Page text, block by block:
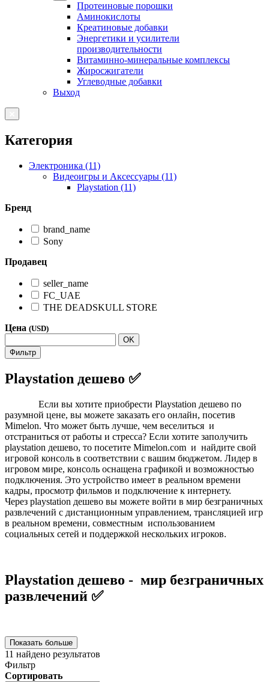
Протеиновые порошки
Аминокислоты
Креатиновые добавки
Энергетики и усилители
производительности
Витаминно-минеральные комплексы
Жиросжигатели
Углеводные добавки
Выход
Категория
Электроника (11)
Видеоигры и Аксессуары (11)
Playstation (11)
Бренд
brand_name
Sony
Продавец
seller_name
FC_UAE
THE DEADSKULL STORE
Цена (USD)
OK
Фильтр
Playstation дешево ✅
Если вы хотите приобрести Playstation дешево по
разумной цене, вы можете заказать его онлайн, посетив
Mimelon. Что может быть лучше, чем веселиться и
отстраниться от работы и стресса? Если хотите заполучить
playstation дешево, то посетите Mimelon.com и найдите свой
игровой консоль в соответствии с вашим бюджетом. Лидер в
игровом мире, консоль оснащена графикой и возможностью
подключения. Это устройство имеет в реальном времени
кадры, просмотр фильмов и подключение к интернету.
Через playstation дешево вы можете войти в мир безграничных
развлечений с дистанционным управлением, трансляцией игр
в реальном времени, совместным использованием
социальных сетей и поддержкой нескольких игроков.
Playstation дешево - мир безграничных
развлечений ✅
Показать больше
11 найдено результатов
Фильтр
Сортировать